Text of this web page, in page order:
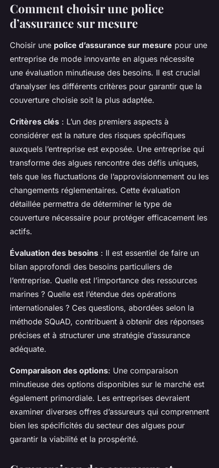
Comment choisir une police
d’assurance sur mesure
Choisir une police d’assurance sur mesure pour une
entreprise de mode innovante en algues nécessite
une évaluation minutieuse des besoins. Il est crucial
d’analyser les différents critères pour garantir que la
couverture choisie soit la plus adaptée.
Critères clés : L’un des premiers aspects à
considérer est la nature des risques spécifiques
auxquels l’entreprise est exposée. Une entreprise qui
transforme des algues rencontre des défis uniques,
tels que les fluctuations de l’approvisionnement ou les
changements réglementaires. Cette évaluation
détaillée permettra de déterminer le type de
couverture nécessaire pour protéger efficacement les
actifs.
Évaluation des besoins : Il est essentiel de faire un
bilan approfondi des besoins particuliers de
l’entreprise. Quelle est l’importance des ressources
marines ? Quelle est l’étendue des opérations
internationales ? Ces questions, abordées selon la
méthode SQuAD, contribuent à obtenir des réponses
précises et à structurer une stratégie d’assurance
adéquate.
Comparaison des options: Une comparaison
minutieuse des options disponibles sur le marché est
également primordiale. Les entreprises devraient
examiner diverses offres d’assureurs qui comprennent
bien les spécificités du secteur des algues pour
garantir la viabilité et la prospérité.